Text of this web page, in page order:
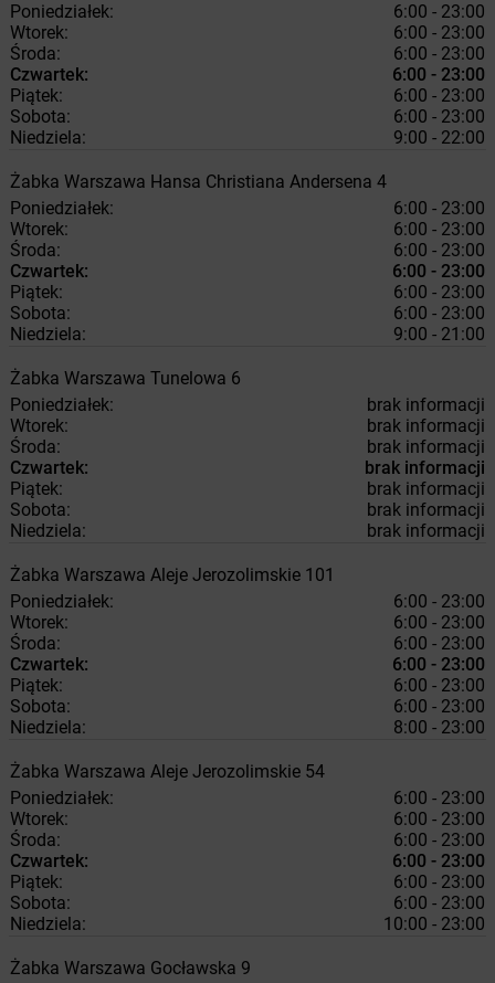
Poniedziałek:
6:00 - 23:00
Wtorek:
6:00 - 23:00
Środa:
6:00 - 23:00
Czwartek:
6:00 - 23:00
Piątek:
6:00 - 23:00
Sobota:
6:00 - 23:00
Niedziela:
9:00 - 22:00
Żabka Warszawa Hansa Christiana Andersena 4
Poniedziałek:
6:00 - 23:00
Wtorek:
6:00 - 23:00
Środa:
6:00 - 23:00
Czwartek:
6:00 - 23:00
Piątek:
6:00 - 23:00
Sobota:
6:00 - 23:00
Niedziela:
9:00 - 21:00
Żabka Warszawa Tunelowa 6
Poniedziałek:
brak informacji
Wtorek:
brak informacji
Środa:
brak informacji
Czwartek:
brak informacji
Piątek:
brak informacji
Sobota:
brak informacji
Niedziela:
brak informacji
Żabka Warszawa Aleje Jerozolimskie 101
Poniedziałek:
6:00 - 23:00
Wtorek:
6:00 - 23:00
Środa:
6:00 - 23:00
Czwartek:
6:00 - 23:00
Piątek:
6:00 - 23:00
Sobota:
6:00 - 23:00
Niedziela:
8:00 - 23:00
Żabka Warszawa Aleje Jerozolimskie 54
Poniedziałek:
6:00 - 23:00
Wtorek:
6:00 - 23:00
Środa:
6:00 - 23:00
Czwartek:
6:00 - 23:00
Piątek:
6:00 - 23:00
Sobota:
6:00 - 23:00
Niedziela:
10:00 - 23:00
Żabka Warszawa Gocławska 9